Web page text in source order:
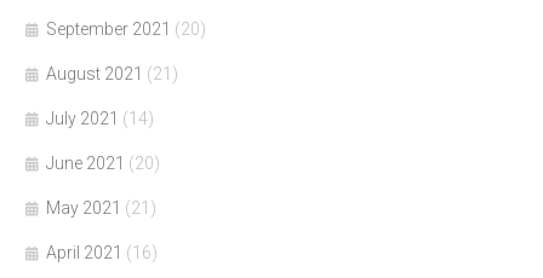
September 2021 (20)
August 2021 (21)
July 2021 (14)
June 2021 (20)
May 2021 (21)
April 2021 (16)